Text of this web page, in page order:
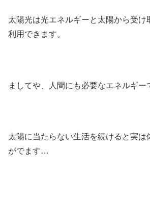
太陽光は光エネルギーと太陽から受け
利用できます。
ましてや、人間にも必要なエネルギー
太陽に当たらない生活を続けると実は
がでます…